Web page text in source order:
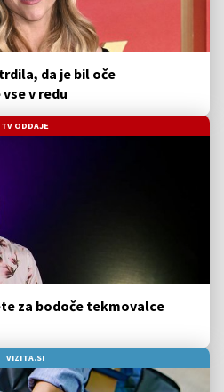
da je bil oče
v redu
TV ODDAJE
za bodoče tekmovalce
VIZITA.SI